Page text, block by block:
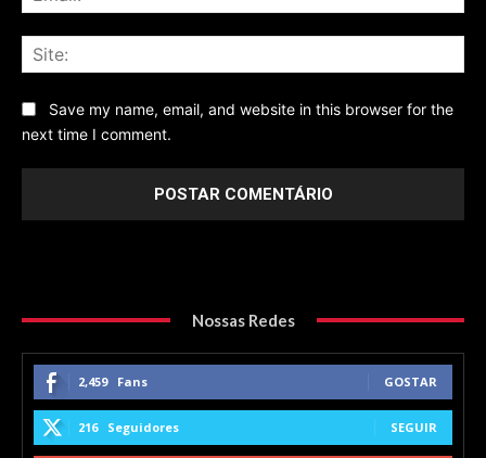
Save my name, email, and website in this browser for the
next time I comment.
Nossas Redes
2,459 Fans GOSTAR
216 Seguidores SEGUIR